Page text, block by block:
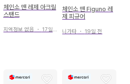
체인소 맨 레제 아크릴
스탠드
지역정보 없음 ・ 17일 전
체인소 맨 Figuno 레
제 피규어
니가타 ・ 19일 전